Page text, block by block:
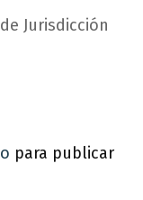
Jurisdicción
para publicar